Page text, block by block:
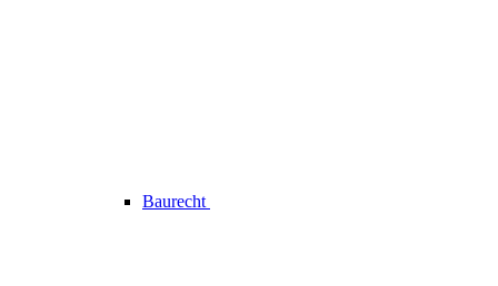
Baurecht